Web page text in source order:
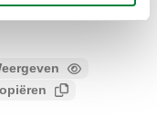
6 bar.